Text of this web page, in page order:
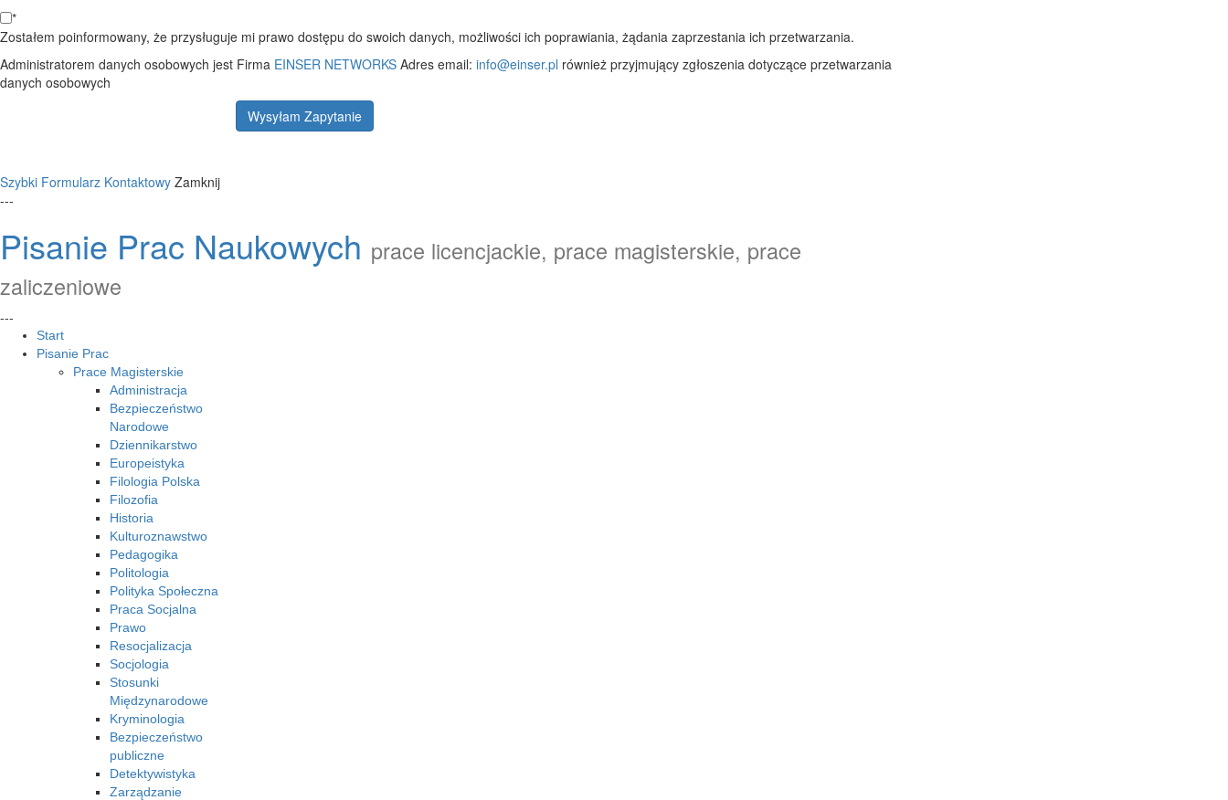
*
Zostałem poinformowany, że przysługuje mi prawo dostępu do swoich danych, możliwości ich poprawiania, żądania zaprzestania ich przetwarzania.
Administratorem danych osobowych jest Firma EINSER NETWORKS Adres email: info@einser.pl również przyjmujący zgłoszenia dotyczące przetwarzania
danych osobowych
Wysyłam Zapytanie
Szybki Formularz Kontaktowy Zamknij
---
Pisanie Prac Naukowych prace licencjackie, prace magisterskie, prace
zaliczeniowe
---
Start
Pisanie Prac
Prace Magisterskie
Administracja
Bezpieczeństwo
Narodowe
Dziennikarstwo
Europeistyka
Filologia Polska
Filozofia
Historia
Kulturoznawstwo
Pedagogika
Politologia
Polityka Społeczna
Praca Socjalna
Prawo
Resocjalizacja
Socjologia
Stosunki
Międzynarodowe
Kryminologia
Bezpieczeństwo
publiczne
Detektywistyka
Zarządzanie